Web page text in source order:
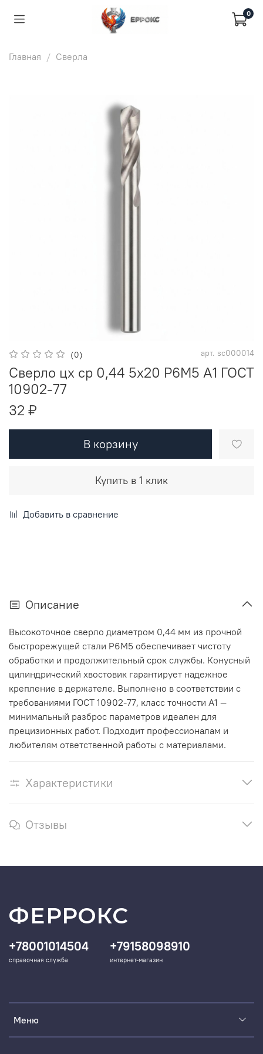
0
Главная Сверла
(0) арт. sc000014
Сверло цх ср 0,44 5х20 Р6М5 A1 ГОСТ
10902-77
32 ₽
В корзину
Купить в 1 клик
Добавить в сравнение
Описание
Высокоточное сверло диаметром 0,44 мм из прочной
быстрорежущей стали Р6М5 обеспечивает чистоту
обработки и продолжительный срок службы. Конусный
цилиндрический хвостовик гарантирует надежное
крепление в держателе. Выполнено в соответствии с
требованиями ГОСТ 10902-77, класс точности А1 —
минимальный разброс параметров идеален для
прецизионных работ. Подходит профессионалам и
любителям ответственной работы с материалами.
Характеристики
Отзывы
Меню
+78001014504
справочная служба
+79158098910
интернет-магазин
ФЕРРОКС